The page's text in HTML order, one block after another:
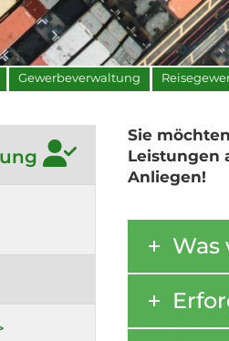
Gewerbeverwaltung
Sie
Leistungen
Anliegen!
Was